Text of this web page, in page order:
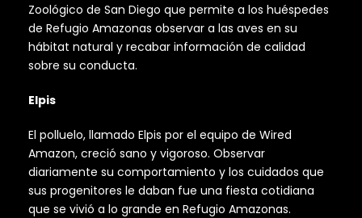
Zoológico de San Diego que permite a los huéspedes
de Refugio Amazonas observar a las aves en su
hábitat natural y recabar información de calidad
sobre su conducta.
Elpis
El polluelo, llamado Elpis por el equipo de Wired
Amazon, creció sano y vigoroso. Observar
diariamente su comportamiento y los cuidados que
sus progenitores le daban fue una fiesta cotidiana
que se vivió a lo grande en Refugio Amazonas.